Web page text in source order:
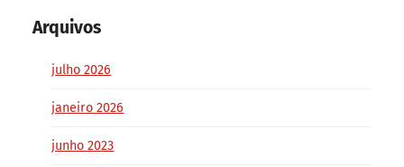
Arquivos
julho 2026
janeiro 2026
junho 2023